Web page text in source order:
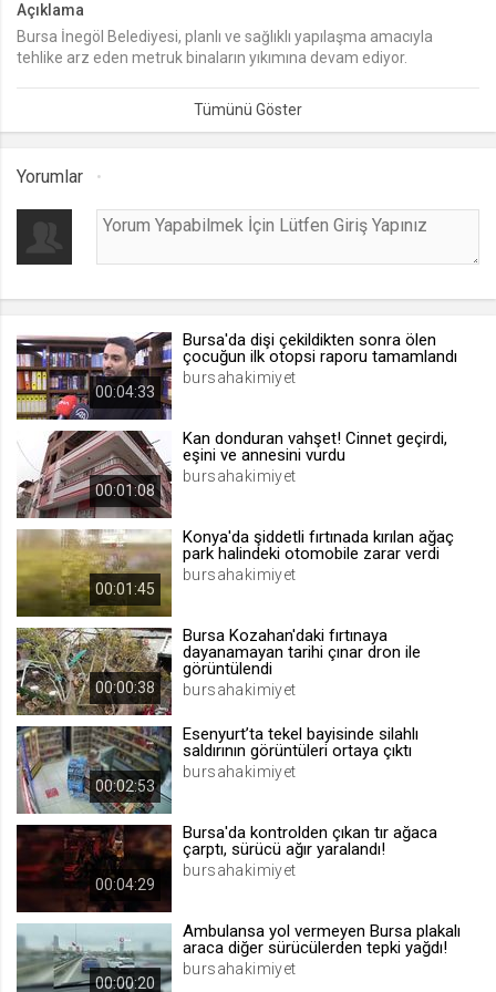
lang
.web.tv
Seçilen dil tercihini tutmak
.web.tv
[hash]
.web.tv
Site içeriği önerme
1 yıl
voteLike*
.web.tv
İsimsiz ziyaretçi için site içeriği
1 ay
.web.tv
İsimsiz ziyaretçi için site içeriği
Açıklama
Bursa İnegöl Belediyesi, planlı ve sağlıklı yapılaşma amacıyla
tehlike arz eden metruk binaların yıkımına devam ediyor.
Yorumlar
00:04:33
Bursa'da dişi çekildikten sonra ölen
çocuğun ilk otopsi raporu tamamlandı
bursahakimiyet
00:01:08
Kan donduran vahşet! Cinnet geçirdi,
eşini ve annesini vurdu
bursahakimiyet
00:01:45
Konya'da şiddetli fırtınada kırılan ağaç
park halindeki otomobile zarar verdi
bursahakimiyet
00:00:38
Bursa Kozahan'daki fırtınaya
dayanamayan tarihi çınar dron ile
görüntülendi
bursahakimiyet
00:02:53
Esenyurt’ta tekel bayisinde silahlı
saldırının görüntüleri ortaya çıktı
bursahakimiyet
00:04:29
Bursa'da kontrolden çıkan tır ağaca
çarptı, sürücü ağır yaralandı!
bursahakimiyet
00:00:20
Ambulansa yol vermeyen Bursa plakalı
araca diğer sürücülerden tepki yağdı!
bursahakimiyet